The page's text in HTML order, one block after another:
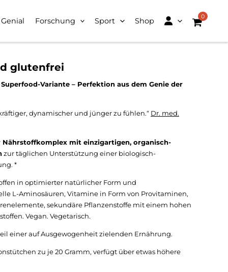
Forschung Sport Shop
0
glutenfrei
Variante – Perfektion aus dem Genie der
dynamischer und jünger zu fühlen.“ Dr. med.
Nährstoffkomplex mit einzigartigen, organisch-
zur täglichen Unterstützung einer biologisch-
*
in optimierter natürlicher Form und
L-Aminosäuren, Vitamine in Form von Provitaminen,
sekundäre Pflanzenstoffe mit einem hohen
Vegan. Vegetarisch.
einer auf Ausgewogenheit zielenden Ernährung.
zu je 20 Gramm, verfügt über etwas höhere